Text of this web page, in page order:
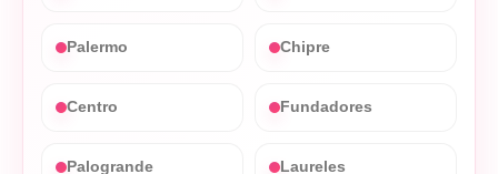
Palermo Chipre
Centro Fundadores
Palogrande Laureles